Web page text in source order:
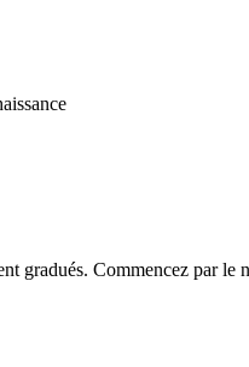
gradués. Commencez par